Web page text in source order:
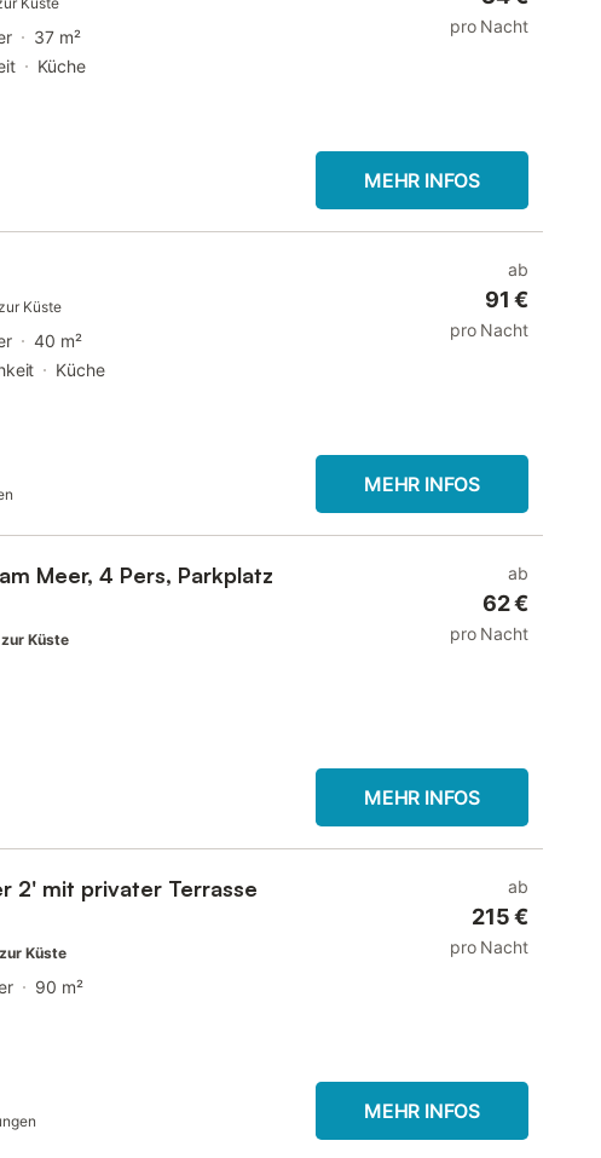
37 m²
Küche
pro Nacht
MEHR INFOS
Küste
40 m²
Küche
ab
91 €
pro Nacht
MEHR INFOS
Meer, 4 Pers, Parkplatz
Küste
ab
62 €
pro Nacht
MEHR INFOS
2' mit privater Terrasse
Küste
90 m²
ab
215 €
pro Nacht
MEHR INFOS